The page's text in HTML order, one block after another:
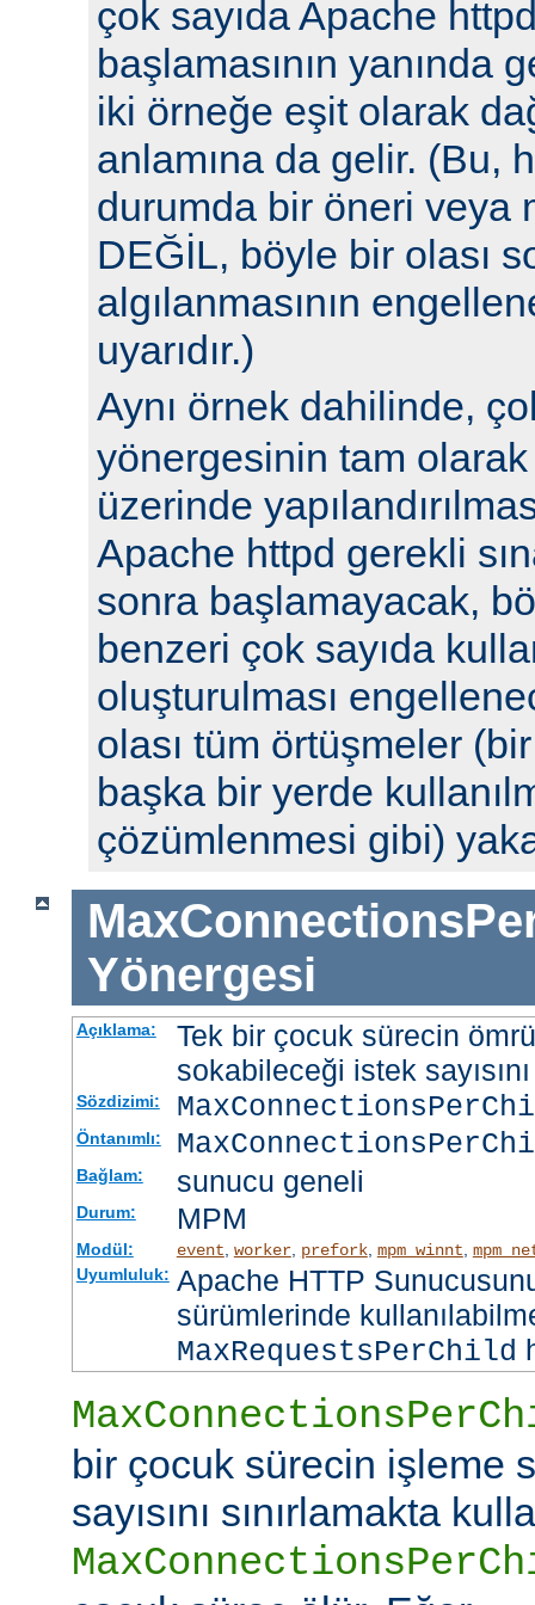
çok sayıda Apache
başlamasının yanında
iki örneğe eşit olarak
anlamına da gelir. (Bu,
durumda bir öneri veya
DEĞİL, böyle bir olası
algılanmasının
uyarıdır.)
Aynı örnek dahilinde,
yönergesinin tam olarak
üzerinde
Apache httpd gerekli
sonra başlamayacak,
benzeri çok sayıda
oluşturulması
olası tüm örtüşmeler
başka bir yerde
çözümlenmesi gibi)
Yönergesi
Açıklama:
Tek bir çocuk sürecin
sokabileceği istek
Sözdizimi:
Öntanımlı:
Bağlam: sunucu geneli
Durum: MPM
Modül: event worker, prefork, mpm_winnt
Uyumluluk: Apache HTTP
sürümlerinde
MaxRequestsPerChild
bir çocuk sürecin işleme
sayısını sınırlamakta